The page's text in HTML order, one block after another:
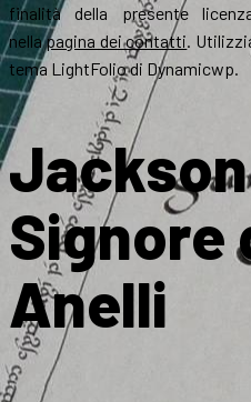
finalità della presente
nellapagina dei contatti.
tema LightFolio di Dynamicwp.
Signore
Anelli